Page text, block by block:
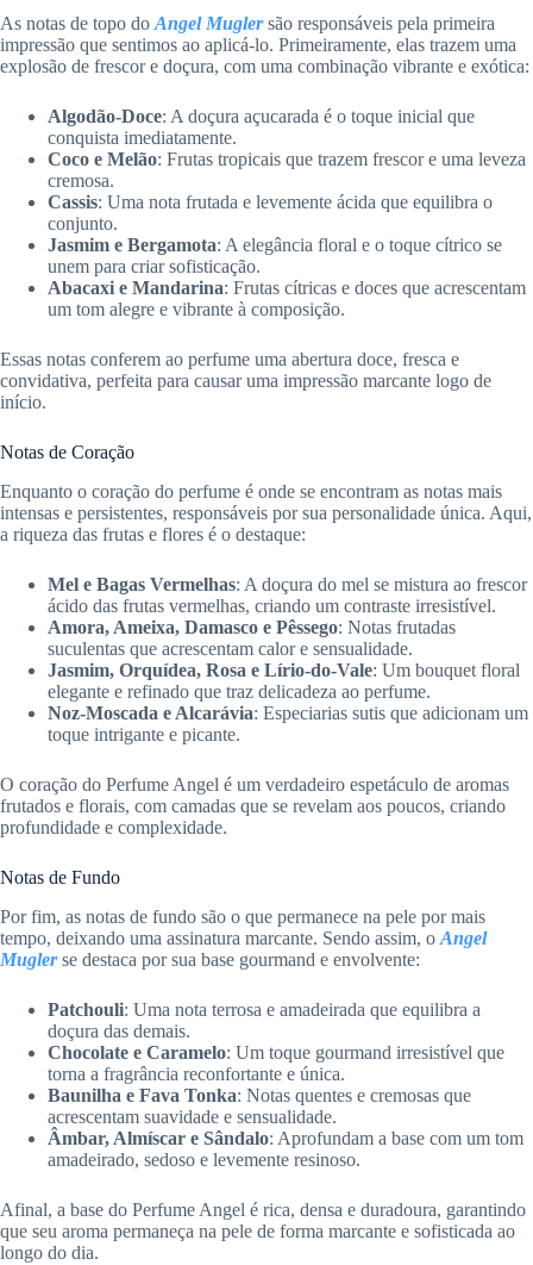
As notas de topo do Angel Muglersão responsáveis pela primeira
impressão que sentimos ao aplicá-lo. Primeiramente, elas trazem uma
explosão de frescor e doçura, com uma combinação vibrante e exótica:
Algodão-Doce: A doçura açucarada é o toque inicial que
conquista imediatamente.
Coco e Melão: Frutas tropicais que trazem frescor e uma leveza
cremosa.
Cassis: Uma nota frutada e levemente ácida que equilibra o
conjunto.
Jasmim e Bergamota: A elegância floral e o toque cítrico se
unem para criar sofisticação.
Abacaxi e Mandarina: Frutas cítricas e doces que acrescentam
um tom alegre e vibrante à composição.
Essas notas conferem ao perfume uma abertura doce, fresca e
convidativa, perfeita para causar uma impressão marcante logo de
início.
Notas de Coração
Enquanto o coração do perfume é onde se encontram as notas mais
intensas e persistentes, responsáveis por sua personalidade única. Aqui,
a riqueza das frutas e flores é o destaque:
Mel e Bagas Vermelhas: A doçura do mel se mistura ao frescor
ácido das frutas vermelhas, criando um contraste irresistível.
Amora, Ameixa, Damasco e Pêssego: Notas frutadas
suculentas que acrescentam calor e sensualidade.
Jasmim, Orquídea, Rosa e Lírio-do-Vale: Um bouquet floral
elegante e refinado que traz delicadeza ao perfume.
Noz-Moscada e Alcarávia: Especiarias sutis que adicionam um
toque intrigante e picante.
O coração do Perfume Angel é um verdadeiro espetáculo de aromas
frutados e florais, com camadas que se revelam aos poucos, criando
profundidade e complexidade.
Notas de Fundo
Por fim, as notas de fundo são o que permanece na pele por mais
tempo, deixando uma assinatura marcante. Sendo assim, o Angel
Muglerse destaca por sua base gourmand e envolvente:
Patchouli: Uma nota terrosa e amadeirada que equilibra a
doçura das demais.
Chocolate e Caramelo: Um toque gourmand irresistível que
torna a fragrância reconfortante e única.
Baunilha e Fava Tonka: Notas quentes e cremosas que
acrescentam suavidade e sensualidade.
Âmbar, Almíscar e Sândalo: Aprofundam a base com um tom
amadeirado, sedoso e levemente resinoso.
Afinal, a base do Perfume Angel é rica, densa e duradoura, garantindo
que seu aroma permaneça na pele de forma marcante e sofisticada ao
longo do dia.